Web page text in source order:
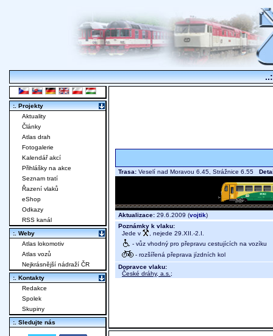
Trasa: Veselí nad Moravou 6.45, Strážnice 6.55
Aktualizace: 29.6.2009 (vojtik)
Poznámky k vlaku:
Jede v
, nejede 29.XII.-2.I.
- vůz vhodný pro přepravu cestujících na vozíku
- rozšířená přeprava jízdních kol
Dopravce vlaku:
České dráhy, a.s. ;
:. Projekty
Aktuality
Články
Atlas drah
Fotogalerie
Kalendář akcí
Přihlášky na akce
Seznam tratí
Řazení vlaků
eShop
Odkazy
RSS kanál
:. Weby
Atlas lokomotiv
Atlas vozů
Nejkrásnější nádraží ČR
:. Kontakty
Redakce
Spolek
Skupiny
:. Sledujte nás